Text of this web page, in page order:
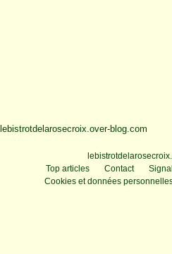
lebistrotdelarosecroix.over-blog.com
Top articles
Contact
Cookies et données